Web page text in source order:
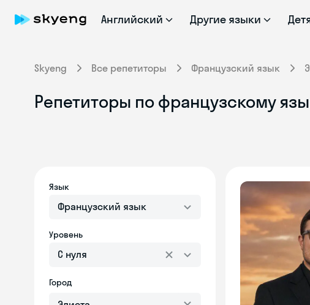
Английский Другие языки
Skyeng Все репетиторы Французский язык
Репетиторы по французскому
Язык
Французский язык
Уровень
С нуля
Город